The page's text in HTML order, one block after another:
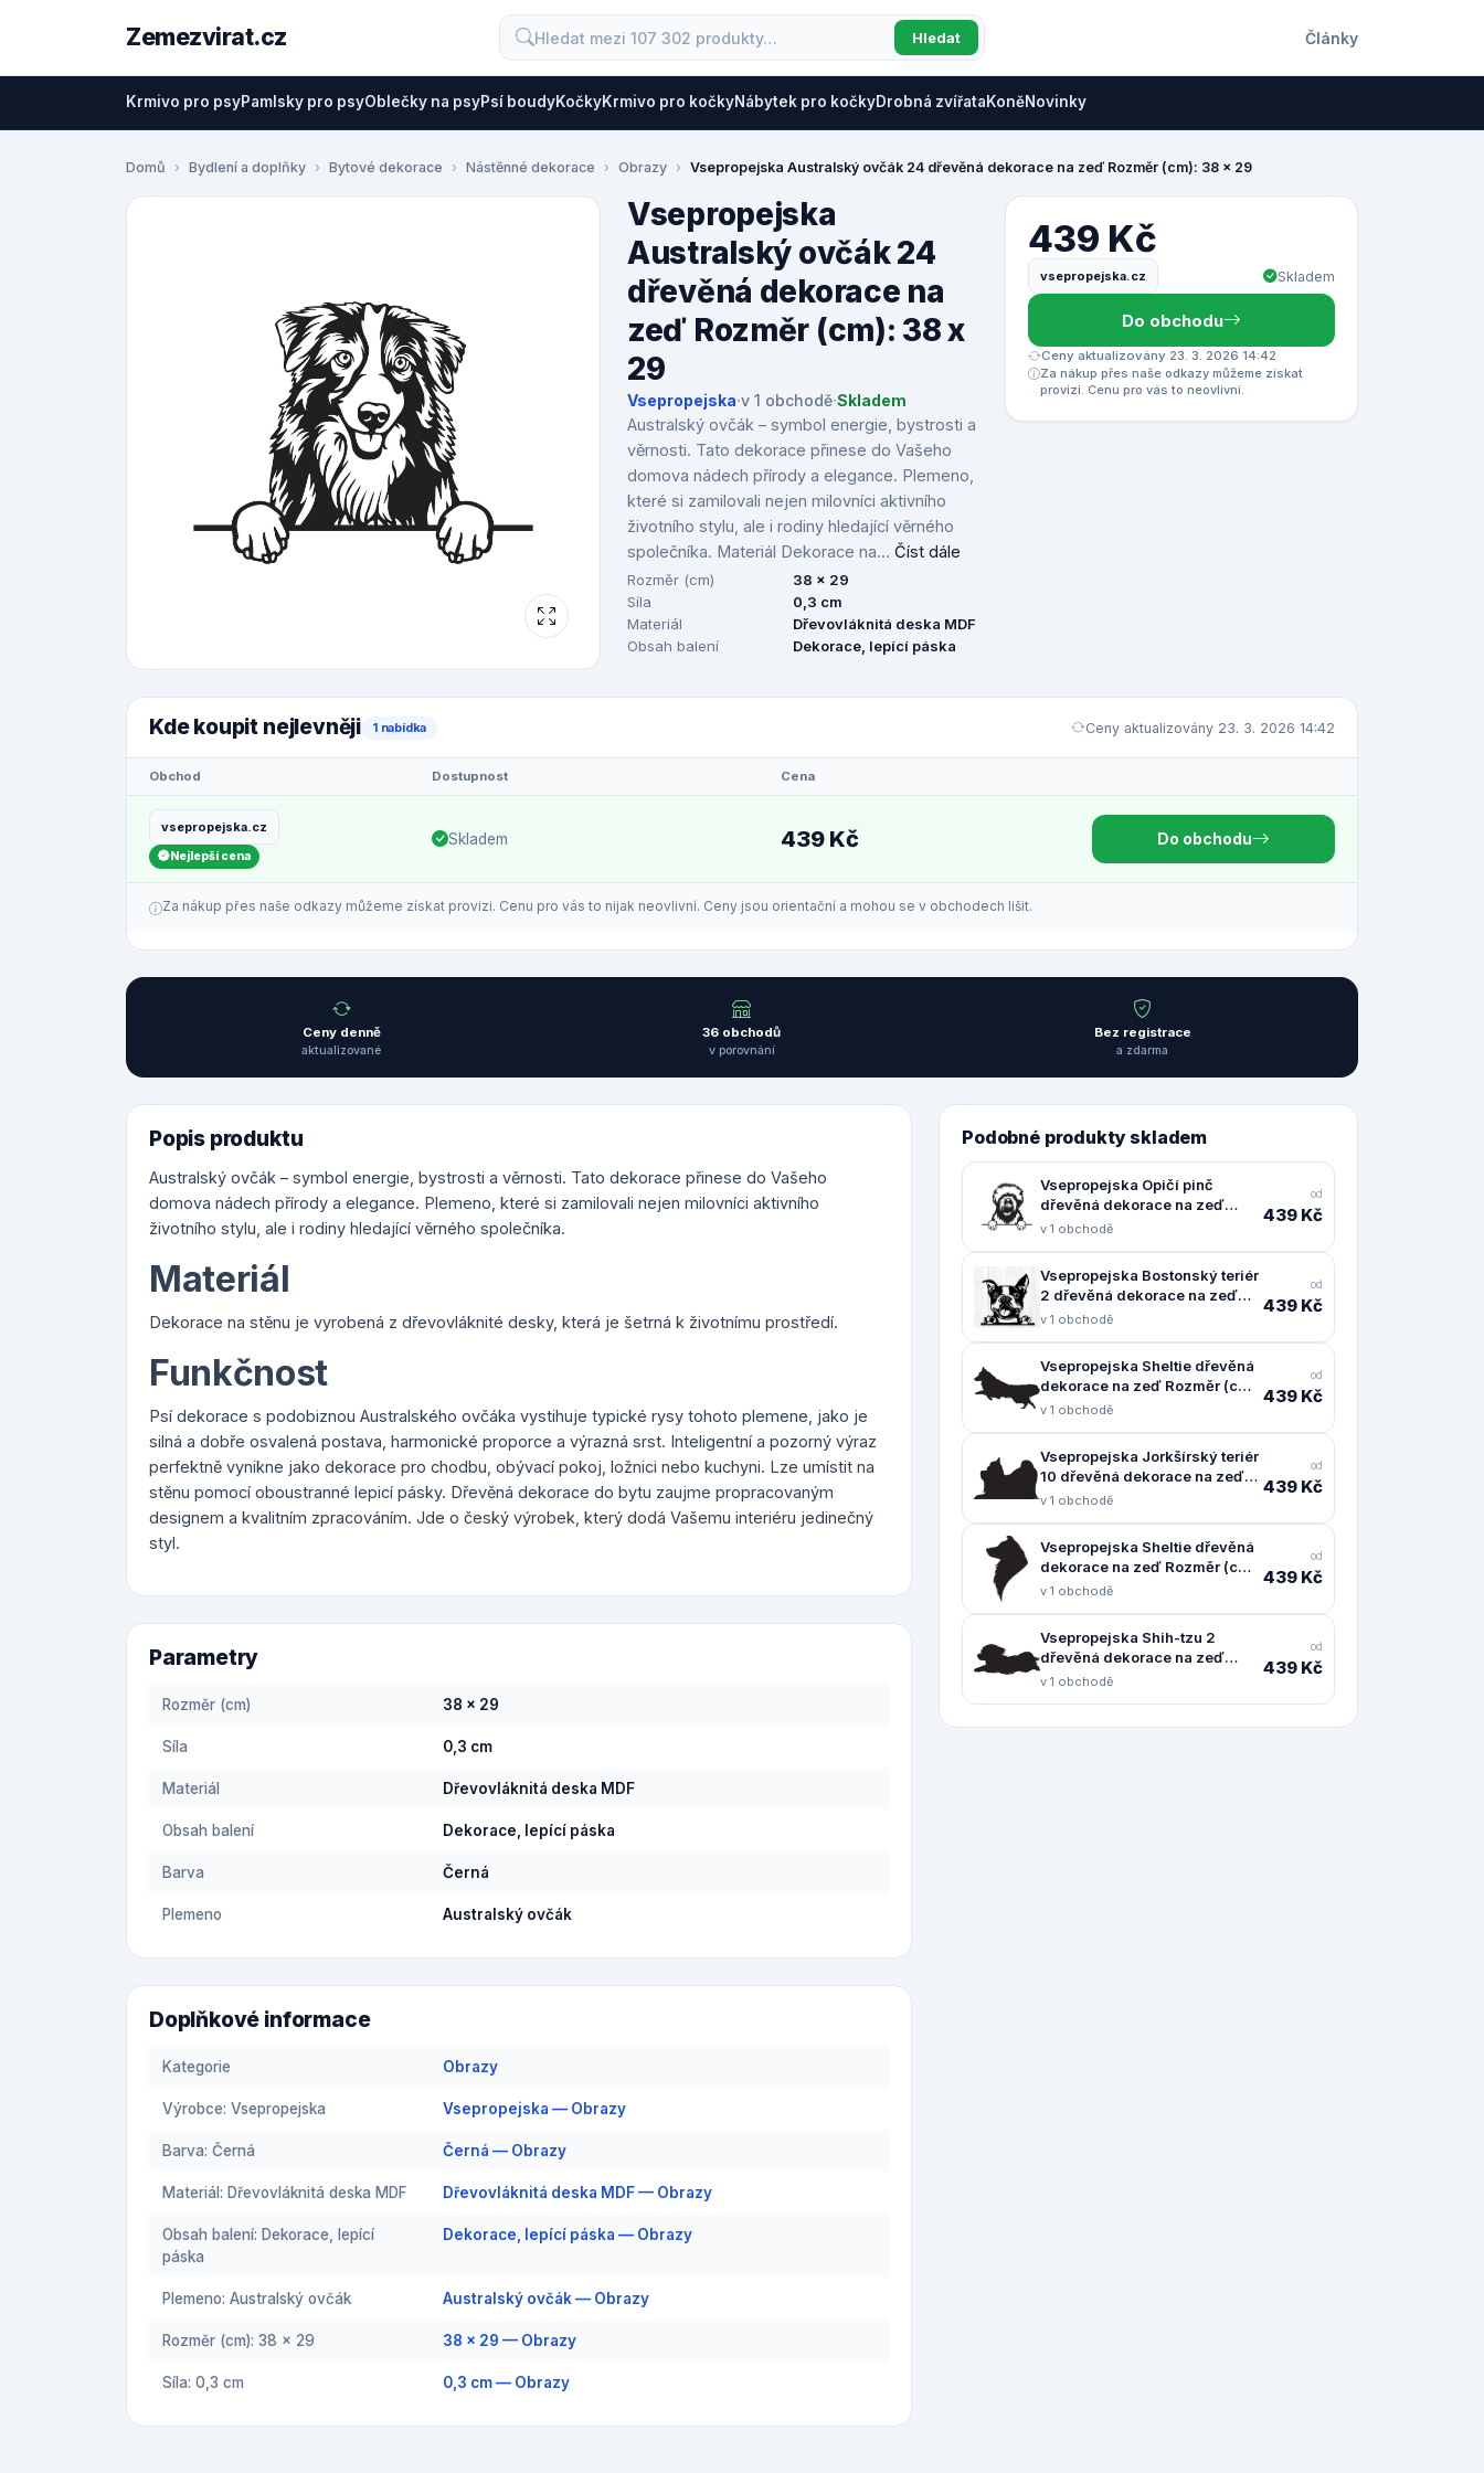
Zemezvirat.cz Hledat Články
Krmivo pro psyPamlsky pro psyOblečky na psyPsí boudyKočkyKrmivo pro kočkyNábytek pro kočkyDrobná zvířataKoněNovinky
Domů Bydlení a doplňky Bytové dekorace Nástěnné dekorace Obrazy Vsepropejska Australský ovčák 24 dřevěná dekorace na zeď Rozměr (cm): 38 x 29
Vsepropejska
Australský ovčák 24
dřevěná dekorace na
zeď Rozměr (cm): 38 x
29
Vsepropejska·v 1 obchodě·Skladem
Australský ovčák – symbol energie, bystrosti a
věrnosti. Tato dekorace přinese do Vašeho
domova nádech přírody a elegance. Plemeno,
které si zamilovali nejen milovníci aktivního
životního stylu, ale i rodiny hledající věrného
společníka. Materiál Dekorace na... Číst dále
Rozměr (cm)
38 x 29
Síla
0,3 cm
Materiál
Dřevovláknitá deska MDF
Obsah balení
Dekorace, lepící páska
439 Kč
vsepropejska.cz Skladem
Do obchodu
Ceny aktualizovány 23. 3. 2026 14:42
Za nákup přes naše odkazy můžeme získat
provizi. Cenu pro vás to neovlivní.
Kde koupit nejlevněji 1 nabídka Ceny aktualizovány 23. 3. 2026 14:42
Obchod Dostupnost Cena
vsepropejska.cz
Nejlepší cena
Skladem 439 Kč Do obchodu
Za nákup přes naše odkazy můžeme získat provizi. Cenu pro vás to nijak neovlivní. Ceny jsou orientační a mohou se v obchodech lišit.
Ceny denně
aktualizované
36 obchodů
v porovnání
Bez registrace
a zdarma
Popis produktu
Australský ovčák – symbol energie, bystrosti a věrnosti. Tato dekorace přinese do Vašeho
domova nádech přírody a elegance. Plemeno, které si zamilovali nejen milovníci aktivního
životního stylu, ale i rodiny hledající věrného společníka.
Materiál
Dekorace na stěnu je vyrobená z dřevovláknité desky, která je šetrná k životnímu prostředí.
Funkčnost
Psí dekorace s podobiznou Australského ovčáka vystihuje typické rysy tohoto plemene, jako je
silná a dobře osvalená postava, harmonické proporce a výrazná srst. Inteligentní a pozorný výraz
perfektně vynikne jako dekorace pro chodbu, obývací pokoj, ložnici nebo kuchyni. Lze umístit na
stěnu pomocí oboustranné lepicí pásky. Dřevěná dekorace do bytu zaujme propracovaným
designem a kvalitním zpracováním. Jde o český výrobek, který dodá Vašemu interiéru jedinečný
styl.
Parametry
Rozměr (cm) 38 x 29
Síla 0,3 cm
Materiál Dřevovláknitá deska MDF
Obsah balení Dekorace, lepící páska
Barva Černá
Plemeno Australský ovčák
Doplňkové informace
Kategorie Obrazy
Výrobce: Vsepropejska Vsepropejska — Obrazy
Barva: Černá Černá — Obrazy
Materiál: Dřevovláknitá deska MDF Dřevovláknitá deska MDF — Obrazy
Obsah balení: Dekorace, lepící
páska
Dekorace, lepící páska — Obrazy
Plemeno: Australský ovčák Australský ovčák — Obrazy
Rozměr (cm): 38 x 29 38 x 29 — Obrazy
Síla: 0,3 cm 0,3 cm — Obrazy
Podobné produkty skladem
Vsepropejska Opičí pinč
dřevěná dekorace na zeď
Rozměr (cm): 38 x 36
v 1 obchodě
od
439 Kč
Vsepropejska Bostonský teriér
2 dřevěná dekorace na zeď
Rozměr (cm): 37 x 38
v 1 obchodě
od
439 Kč
Vsepropejska Sheltie dřevěná
dekorace na zeď Rozměr (cm):
24 x 38
v 1 obchodě
od
439 Kč
Vsepropejska Jorkšírský teriér
10 dřevěná dekorace na zeď
Rozměr (cm): 24 x 38
v 1 obchodě
od
439 Kč
Vsepropejska Sheltie dřevěná
dekorace na zeď Rozměr (cm):
38 x 25
v 1 obchodě
od
439 Kč
Vsepropejska Shih-tzu 2
dřevěná dekorace na zeď
Rozměr (cm): 18 x 38
v 1 obchodě
od
439 Kč